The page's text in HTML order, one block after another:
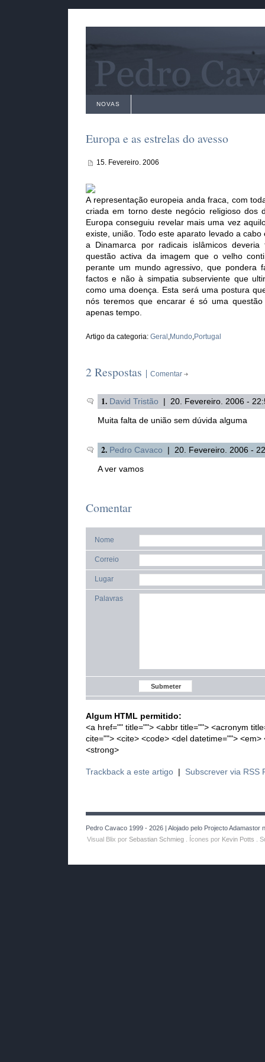
NOVAS
Europa e as estrelas do avesso
15. Fevereiro. 2006
A representação europeia anda fraca, com
criada em torno deste negócio religioso dos
Europa conseguiu revelar mais uma vez
existe, união. Todo este aparato levado a
a Dinamarca por radicais islâmicos
questão activa da imagem que o velho
perante um mundo agressivo, que pondera
factos e não à simpatia subserviente que
como uma doença. Esta será uma postura
nós teremos que encarar é só uma
apenas tempo.
Artigo da categoria: Geral ,Mundo,Portugal
2 Respostas Comentar
1. David Tristão | 20. Fevereiro. 2006 -
Muita falta de união sem dúvida alguma
2. Pedro Cavaco | 20. Fevereiro. 2006 -
A ver vamos
Comentar
Nome
Correio
Lugar
Palavras
Algum HTML permitido:
<a href="" title=""> <abbr title=""> <acronym
cite=""> <cite> <code> <del datetime=""> <em>
<strong>
Trackback a este artigo Subscrever via RSS
Pedro Cavaco 1999 - 2026 | Alojado pelo Projecto
Visual Blix por Sebastian Schmieg . Ícones por Kevin Potts .